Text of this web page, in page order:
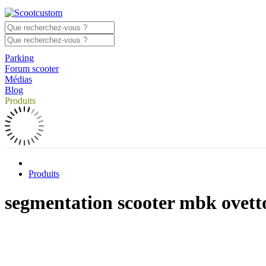
Parking
Forum scooter
Médias
Blog
Produits
Produits
segmentation scooter mbk